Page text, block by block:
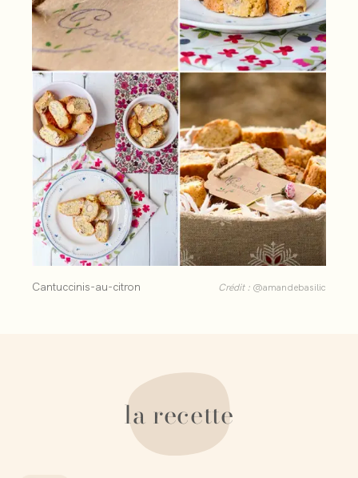
Cantuccinis-au-citron Crédit : @amandebasilic
la recette